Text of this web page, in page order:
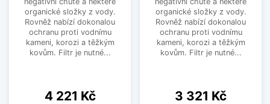
organické složky z vody.
Rovněž nabízí dokonalou
ochranu proti vodnímu
kameni, korozi a těžkým
kovům. Filtr je nutné...
Cena
4 221 Kč
organické složky z vody.
Rovněž nabízí dokonalou
ochranu proti vodnímu
kameni, korozi a těžkým
kovům. Filtr je nutné...
Cena
3 321 Kč